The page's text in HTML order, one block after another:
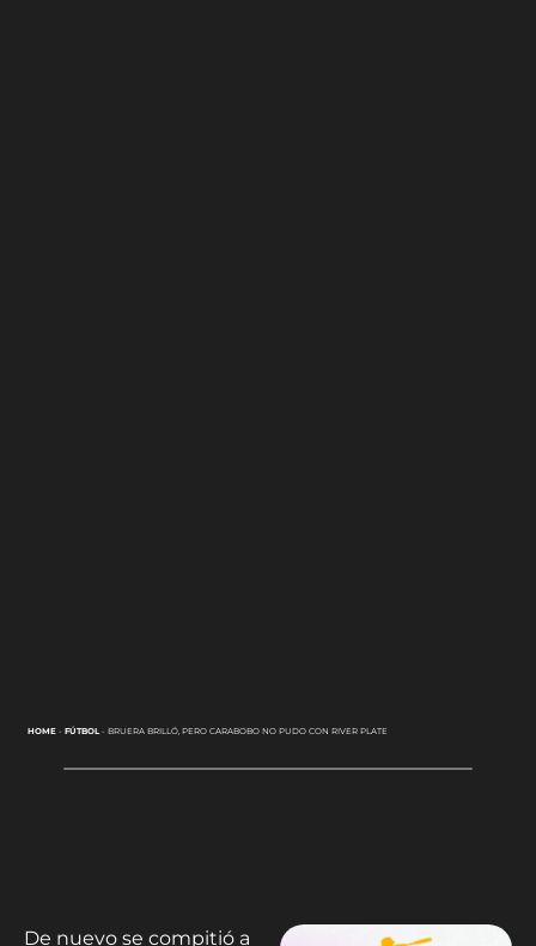
HOME- FÚTBOL - BRUERA BRILLÓ, PERO CARABOBO NO PUDO CON RIVER PLATE
De nuevo se compitió a